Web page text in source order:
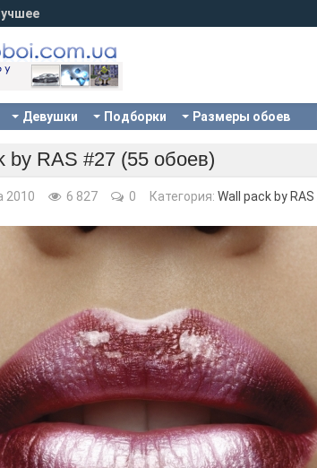
Девушки Подборки Размеры обоев
by RAS #27 (55 обоев)
2010 6 827 0 Категория: Wall pack by RAS